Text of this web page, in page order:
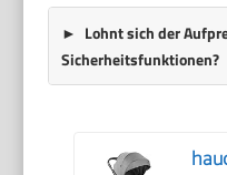
Lohnt sich der
Sicherheitsfunktionen?